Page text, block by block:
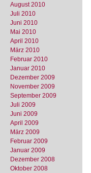
August 2010
Juli 2010
Juni 2010
Mai 2010
April 2010
März 2010
Februar 2010
Januar 2010
Dezember 2009
November 2009
September 2009
Juli 2009
Juni 2009
April 2009
März 2009
Februar 2009
Januar 2009
Dezember 2008
Oktober 2008